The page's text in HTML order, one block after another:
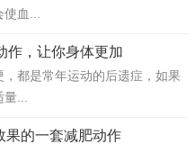
血...
作，让你身体更加
，都是常年运动的后遗症，如果
...
果的一套减肥动作